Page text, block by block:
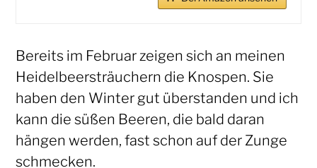
Bereits im Februar zeigen sich an meinen
Heidelbeersträuchern die Knospen. Sie
haben den Winter gut überstanden und ich
kann die süßen Beeren, die bald daran
hängen werden, fast schon auf der Zunge
schmecken.